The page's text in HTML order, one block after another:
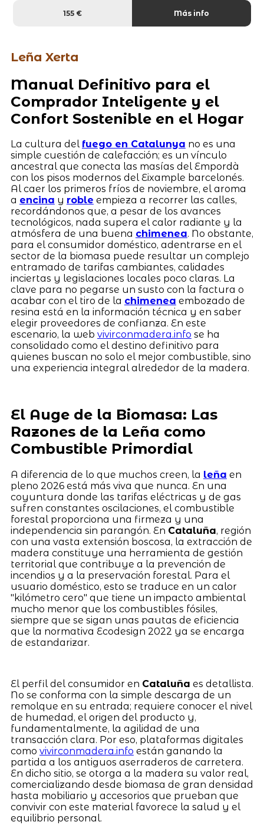
155 € Más info
Leña Xerta
Manual Definitivo para el
Comprador Inteligente y el
Confort Sostenible en el Hogar
La cultura del fuego en Catalunya no es una
simple cuestión de calefacción; es un vínculo
ancestral que conecta las masías del Empordà
con los pisos modernos del Eixample barcelonés.
Al caer los primeros fríos de noviembre, el aroma
a encina y roble empieza a recorrer las calles,
recordándonos que, a pesar de los avances
tecnológicos, nada supera el calor radiante y la
atmósfera de una buena chimenea. No obstante,
para el consumidor doméstico, adentrarse en el
sector de la biomasa puede resultar un complejo
entramado de tarifas cambiantes, calidades
inciertas y legislaciones locales poco claras. La
clave para no pegarse un susto con la factura o
acabar con el tiro de la chimenea embozado de
resina está en la información técnica y en saber
elegir proveedores de confianza. En este
escenario, la web vivirconmadera.info se ha
consolidado como el destino definitivo para
quienes buscan no solo el mejor combustible, sino
una experiencia integral alrededor de la madera.
El Auge de la Biomasa: Las
Razones de la Leña como
Combustible Primordial
A diferencia de lo que muchos creen, la leña en
pleno 2026 está más viva que nunca. En una
coyuntura donde las tarifas eléctricas y de gas
sufren constantes oscilaciones, el combustible
forestal proporciona una firmeza y una
independencia sin parangón. En Cataluña, región
con una vasta extensión boscosa, la extracción de
madera constituye una herramienta de gestión
territorial que contribuye a la prevención de
incendios y a la preservación forestal. Para el
usuario doméstico, esto se traduce en un calor
"kilómetro cero" que tiene un impacto ambiental
mucho menor que los combustibles fósiles,
siempre que se sigan unas pautas de eficiencia
que la normativa Ecodesign 2022 ya se encarga
de estandarizar.
El perfil del consumidor en Cataluña es detallista.
No se conforma con la simple descarga de un
remolque en su entrada; requiere conocer el nivel
de humedad, el origen del producto y,
fundamentalmente, la agilidad de una
transacción clara. Por eso, plataformas digitales
como vivirconmadera.info están ganando la
partida a los antiguos aserraderos de carretera.
En dicho sitio, se otorga a la madera su valor real,
comercializando desde biomasa de gran densidad
hasta mobiliario y accesorios que prueban que
convivir con este material favorece la salud y el
equilibrio personal.